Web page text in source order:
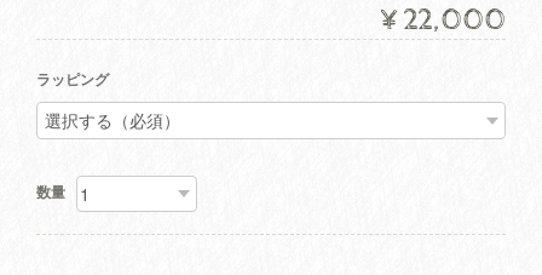
¥22,000
ラッピング
数量